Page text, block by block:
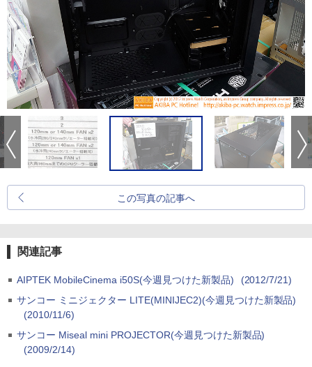
この写真の記事へ
関連記事
AIPTEK MobileCinema i50S(今週見つけた新製品)
(2012/7/21)
サンコー ミニジェクター LITE(MINIJEC2)(今週見つけた新製品)
(2010/11/6)
サンコー Miseal mini PROJECTOR(今週見つけた新製品)
(2009/2/14)